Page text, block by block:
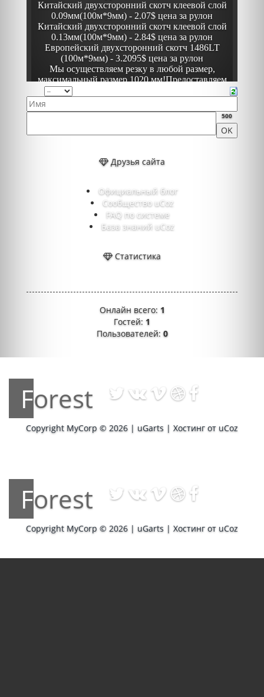
500
Друзья сайта
Официальный блог
Сообщество uCoz
FAQ по системе
База знаний uCoz
Статистика
Онлайн всего: 1
Гостей: 1
Пользователей:0
Forest
Copyright MyCorp © 2026 | uGarts | Хостинг от uCoz
Forest
Copyright MyCorp © 2026 | uGarts | Хостинг от uCoz